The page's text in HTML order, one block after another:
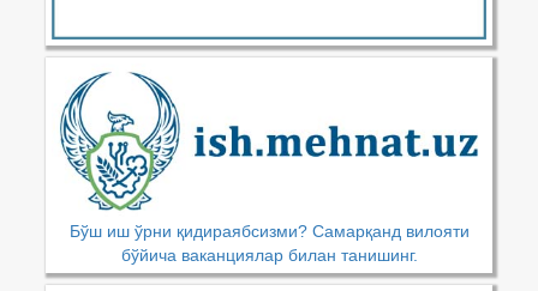
Бўш иш ўрни қидираябсизми? Самарқанд вилояти
бўйича ваканциялар билан танишинг.